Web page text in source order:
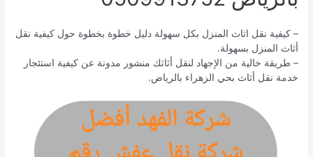
– كيفية نقل اثاث المنزل بكل سهولة دليل خطوة بخطوة حول كيفية نقل
أثاث المنزل بسهولة.
– طريقة خالية من الإجهاد لنقل أثاثك منشور مدونة عن كيفية استئجار
خدمة نقل أثاث بحي الزهراء بالرياض.